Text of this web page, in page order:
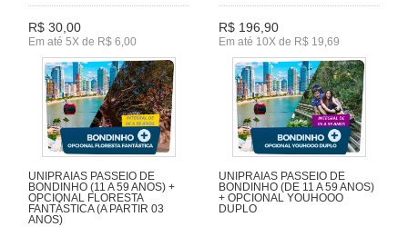
R$ 30,00
Em até 5X de R$ 6,00
R$ 196,90
Em até 10X de R$ 19,69
UNIPRAIAS PASSEIO DE
BONDINHO (11 A 59 ANOS) +
OPCIONAL FLORESTA
FANTÁSTICA (A PARTIR 03
ANOS)
UNIPRAIAS PASSEIO DE
BONDINHO (DE 11 A 59 ANOS)
+ OPCIONAL YOUHOOO
DUPLO